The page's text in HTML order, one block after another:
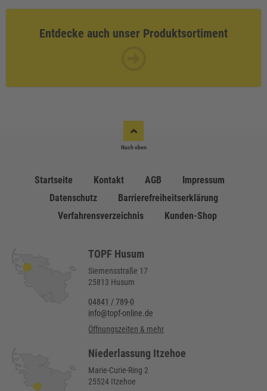
Entdecke auch unser Produktsortiment
Nach oben
Startseite Kontakt AGB
Impressum
Datenschutz
Barrierefreiheitserklärung
Verfahrensverzeichnis
Kunden-Shop
TOPF Husum
Siemensstraße 17
25813 Husum
04841 / 789-0
info@topf-online.de
Öffnungszeiten & mehr
Niederlassung Itzehoe
Marie-Curie-Ring 2
25524 Itzehoe